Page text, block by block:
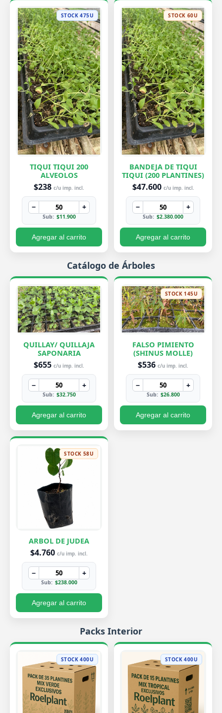
STOCK 475U
TIQUI TIQUI 200
ALVEOLOS
$238 c/u imp. incl.
− +
Sub: $11.900
Agregar al carrito
STOCK 60U
BANDEJA DE TIQUI
TIQUI (200 PLANTINES)
$47.600 c/u imp. incl.
− +
Sub: $2.380.000
Agregar al carrito
Catálogo de Árboles
QUILLAY/ QUILLAJA
SAPONARIA
$655 c/u imp. incl.
− +
Sub: $32.750
Agregar al carrito
STOCK 145U
FALSO PIMIENTO
(SHINUS MOLLE)
$536 c/u imp. incl.
− +
Sub: $26.800
Agregar al carrito
STOCK 58U
ARBOL DE JUDEA
$4.760 c/u imp. incl.
− +
Sub: $238.000
Agregar al carrito
Packs Interior
STOCK 400U STOCK 400U